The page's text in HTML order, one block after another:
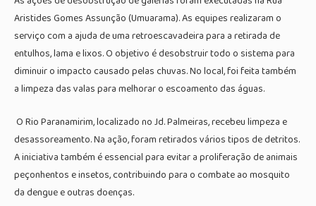
Aristides Gomes Assunção (Umuarama). As equipes realizaram o
serviço com a ajuda de uma retroescavadeira para a retirada de
entulhos, lama e lixos. O objetivo é desobstruir todo o sistema para
diminuir o impacto causado pelas chuvas. No local, foi feita também
a limpeza das valas para melhorar o escoamento das águas.
O Rio Paranamirim, localizado no Jd. Palmeiras, recebeu limpeza e
desassoreamento. Na ação, foram retirados vários tipos de detritos.
A iniciativa também é essencial para evitar a proliferação de animais
peçonhentos e insetos, contribuindo para o combate ao mosquito
da dengue e outras doenças.